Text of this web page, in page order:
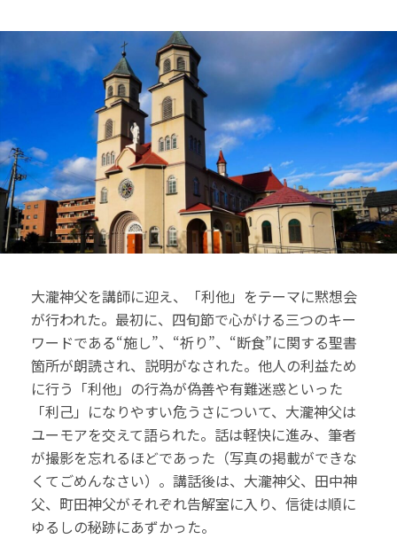
大瀧神父を講師に迎え、「利他」をテーマに黙想会
が行われた。最初に、四旬節で心がける三つのキー
ワードである“施し”、“祈り”、“断食”に関する聖書
箇所が朗読され、説明がなされた。他人の利益ため
に行う「利他」の行為が偽善や有難迷惑といった
「利己」になりやすい危うさについて、大瀧神父は
ユーモアを交えて語られた。話は軽快に進み、筆者
が撮影を忘れるほどであった（写真の掲載ができな
くてごめんなさい）。講話後は、大瀧神父、田中神
父、町田神父がそれぞれ告解室に入り、信徒は順に
ゆるしの秘跡にあずかった。